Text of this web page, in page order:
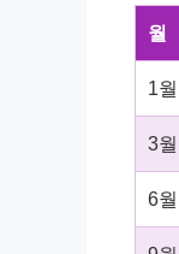
월
1월
3월
6월